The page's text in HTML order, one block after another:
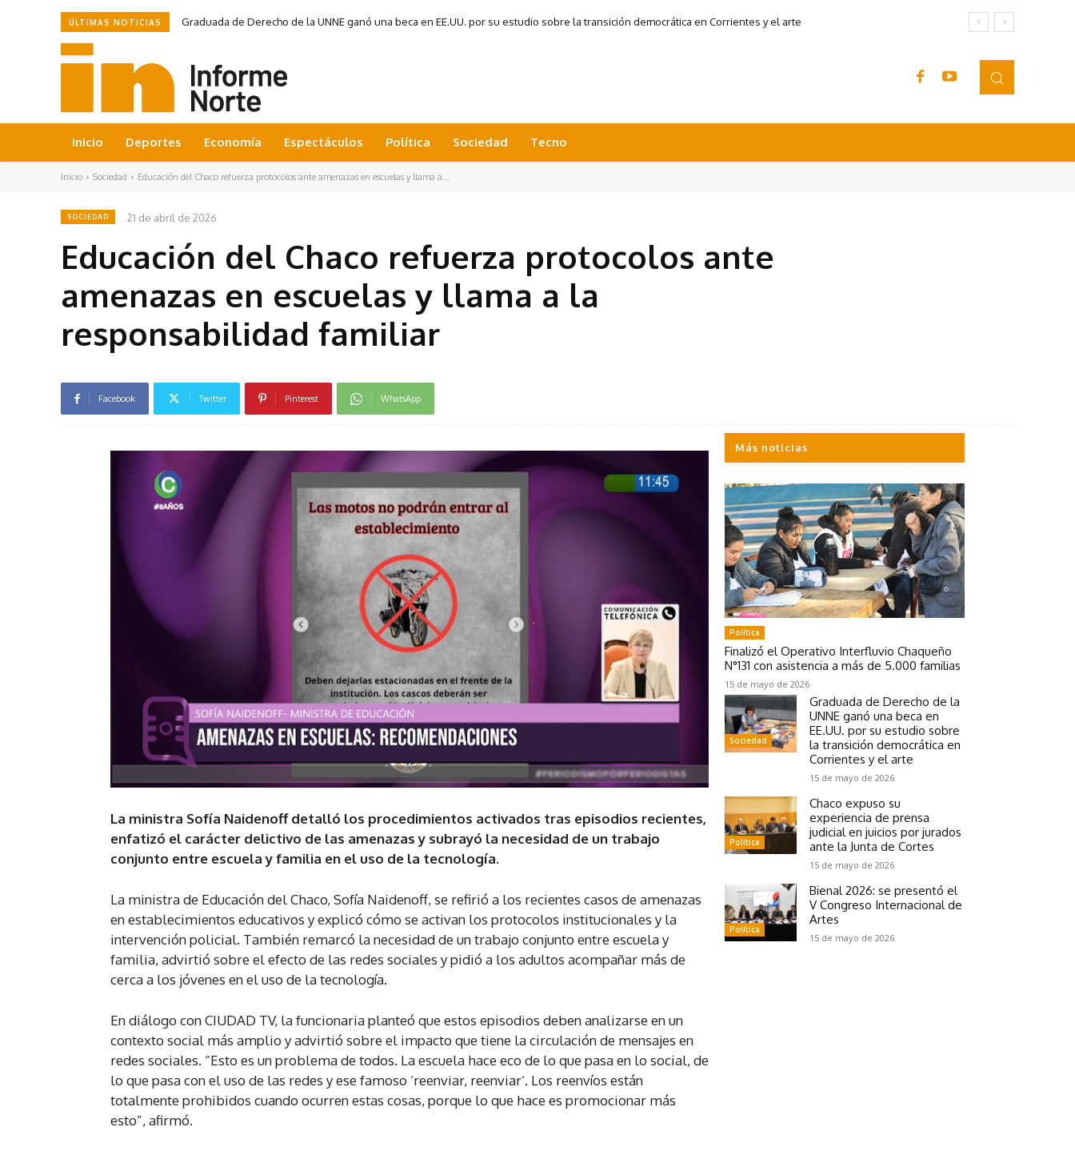
ÚLTIMAS NOTICIAS Graduada de Derecho de la UNNE ganó una beca en EE.UU. por su estudio sobre la transición democrática en Corrientes y el arte
Inicio Deportes Economía Espectáculos Política Sociedad Tecno
Inicio Sociedad Educación del Chaco refuerza protocolos ante amenazas en escuelas y llama a...
SOCIEDAD 21 de abril de 2026
Educación del Chaco refuerza protocolos ante
amenazas en escuelas y llama a la
responsabilidad familiar
Facebook Twitter Pinterest WhatsApp
La ministra Sofía Naidenoff detalló los procedimientos activados tras episodios recientes,
enfatizó el carácter delictivo de las amenazas y subrayó la necesidad de un trabajo
conjunto entre escuela y familia en el uso de la tecnología.
La ministra de Educación del Chaco, Sofía Naidenoff, se refirió a los recientes casos de amenazas
en establecimientos educativos y explicó cómo se activan los protocolos institucionales y la
intervención policial. También remarcó la necesidad de un trabajo conjunto entre escuela y
familia, advirtió sobre el efecto de las redes sociales y pidió a los adultos acompañar más de
cerca a los jóvenes en el uso de la tecnología.
En diálogo con CIUDAD TV, la funcionaria planteó que estos episodios deben analizarse en un
contexto social más amplio y advirtió sobre el impacto que tiene la circulación de mensajes en
redes sociales. “Esto es un problema de todos. La escuela hace eco de lo que pasa en lo social, de
lo que pasa con el uso de las redes y ese famoso ‘reenviar, reenviar’. Los reenvíos están
totalmente prohibidos cuando ocurren estas cosas, porque lo que hace es promocionar más
esto”, afirmó.
Más noticias
Política
Finalizó el Operativo Interfluvio Chaqueño
N°131 con asistencia a más de 5.000 familias
15 de mayo de 2026
Sociedad
Graduada de Derecho de la
UNNE ganó una beca en
EE.UU. por su estudio sobre
la transición democrática en
Corrientes y el arte
15 de mayo de 2026
Política
Chaco expuso su
experiencia de prensa
judicial en juicios por jurados
ante la Junta de Cortes
15 de mayo de 2026
Política
Bienal 2026: se presentó el
V Congreso Internacional de
Artes
15 de mayo de 2026